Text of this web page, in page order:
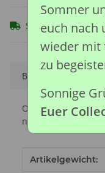
Sofort verfügbar
Beschreibung
Obwohl
nicht eng mit
Wert
Artikelgewicht:
Sommer
euch nach
wieder mit
zu
Sonnige
Euer